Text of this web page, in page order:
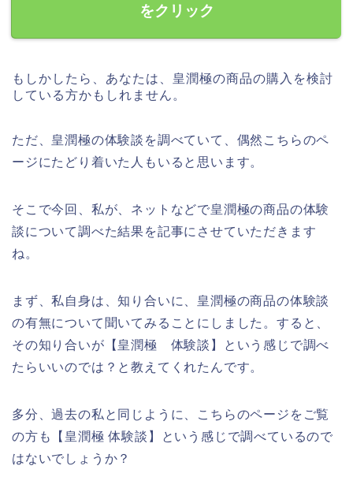
をクリック
もしかしたら、あなたは、皇潤極の商品の購入を検討
している方かもしれません。
ただ、皇潤極の体験談を調べていて、偶然こちらのペ
ージにたどり着いた人もいると思います。
そこで今回、私が、ネットなどで皇潤極の商品の体験
談について調べた結果を記事にさせていただきます
ね。
まず、私自身は、知り合いに、皇潤極の商品の体験談
の有無について聞いてみることにしました。すると、
その知り合いが【皇潤極 体験談】という感じで調べ
たらいいのでは？と教えてくれたんです。
多分、過去の私と同じように、こちらのページをご覧
の方も【皇潤極 体験談】という感じで調べているので
はないでしょうか？